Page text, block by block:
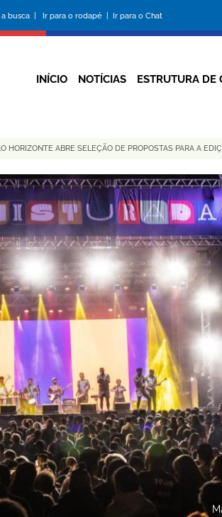
a busca | Ir para o rodapé | Ir para o Chat
INÍCIO NOTÍCIAS ESTRUTURA DE
HORIZONTE ABRE SELEÇÃO DE PROPOSTAS PARA A